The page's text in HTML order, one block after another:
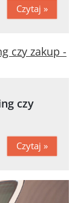
Czytaj »
czy
Czytaj »